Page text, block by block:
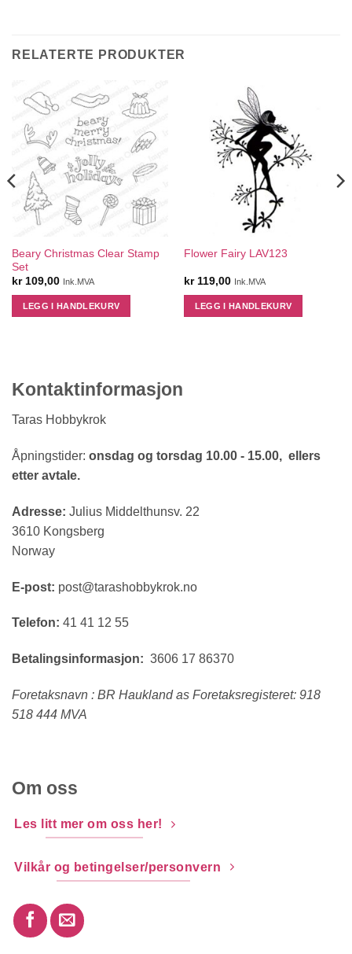
RELATERTE PRODUKTER
Beary Christmas Clear Stamp
Set
kr109,00 Ink.MVA
LEGG I HANDLEKURV
Flower Fairy LAV123
kr119,00 Ink.MVA
LEGG I HANDLEKURV
Kontaktinformasjon
Taras Hobbykrok
Åpningstider: onsdag og torsdag 10.00 - 15.00, ellers
etter avtale.
Adresse: Julius Middelthunsv. 22
3610 Kongsberg
Norway
E-post: post@tarashobbykrok.no
Telefon: 41 41 12 55
Betalingsinformasjon: 3606 17 86370
Foretaksnavn : BR Haukland as Foretaksregisteret: 918
518 444 MVA
Om oss
Les litt mer om oss her!
Vilkår og betingelser/personvern